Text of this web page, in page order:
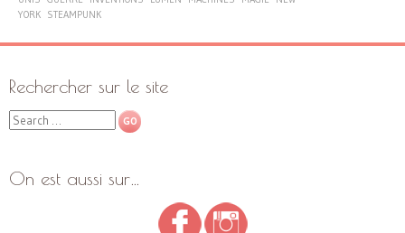
YORK STEAMPUNK
Rechercher sur le site
Search
On est aussi sur…